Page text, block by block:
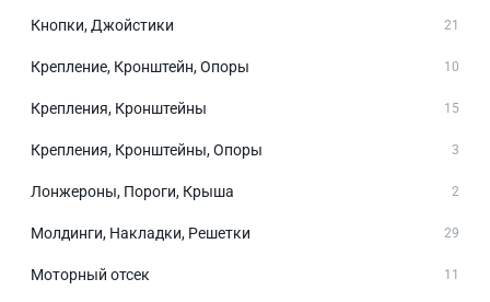
Кнопки, Джойстики 21
Крепление, Кронштейн, Опоры 10
Крепления, Кронштейны 15
Крепления, Кронштейны, Опоры 3
Лонжероны, Пороги, Крыша 2
Молдинги, Накладки, Решетки 29
Моторный отсек 11